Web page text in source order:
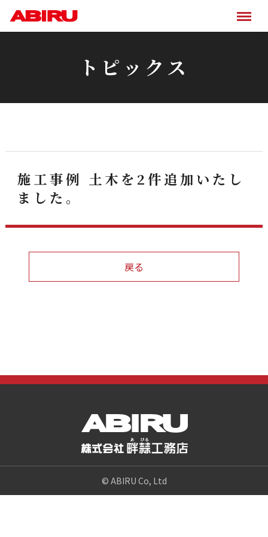
トピックス
施工事例 土木を2件追加いたし
ました。
戻る
© ABIRU Co, Ltd